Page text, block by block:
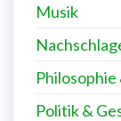
Musik
Philosophie
Politik &